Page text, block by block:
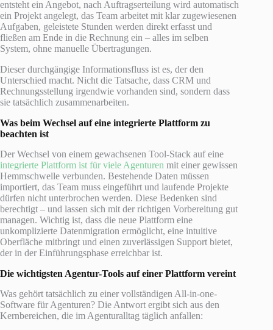
entsteht ein Angebot, nach Auftragserteilung wird automatisch
ein Projekt angelegt, das Team arbeitet mit klar zugewiesenen
Aufgaben, geleistete Stunden werden direkt erfasst und
fließen am Ende in die Rechnung ein – alles im selben
System, ohne manuelle Übertragungen.
Dieser durchgängige Informationsfluss ist es, der den
Unterschied macht. Nicht die Tatsache, dass CRM und
Rechnungsstellung irgendwie vorhanden sind, sondern dass
sie tatsächlich zusammenarbeiten.
Was beim Wechsel auf eine integrierte Plattform zu
beachten ist
Der Wechsel von einem gewachsenen Tool-Stack auf eine
integrierte Plattform ist für viele Agenturen mit einer gewissen
Hemmschwelle verbunden. Bestehende Daten müssen
importiert, das Team muss eingeführt und laufende Projekte
dürfen nicht unterbrochen werden. Diese Bedenken sind
berechtigt – und lassen sich mit der richtigen Vorbereitung gut
managen. Wichtig ist, dass die neue Plattform eine
unkomplizierte Datenmigration ermöglicht, eine intuitive
Oberfläche mitbringt und einen zuverlässigen Support bietet,
der in der Einführungsphase erreichbar ist.
Die wichtigsten Agentur-Tools auf einer Plattform vereint
Was gehört tatsächlich zu einer vollständigen All-in-one-
Software für Agenturen? Die Antwort ergibt sich aus den
Kernbereichen, die im Agenturalltag täglich anfallen: